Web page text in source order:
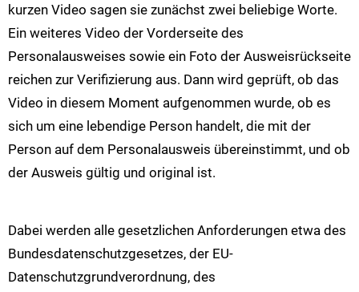
kurzen Video sagen sie zunächst zwei beliebige Worte.
Ein weiteres Video der Vorderseite des
Personalausweises sowie ein Foto der Ausweisrückseite
reichen zur Verifizierung aus. Dann wird geprüft, ob das
Video in diesem Moment aufgenommen wurde, ob es
sich um eine lebendige Person handelt, die mit der
Person auf dem Personalausweis übereinstimmt, und ob
der Ausweis gültig und original ist.
Dabei werden alle gesetzlichen Anforderungen etwa des
Bundesdatenschutzgesetzes, der EU-
Datenschutzgrundverordnung, des